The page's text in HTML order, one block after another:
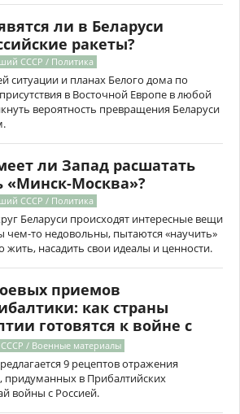
ли в Беларуси
ракеты?
СССР / Политика
ситуации и планах Белого дома по
в Восточной Европе в любой
вероятность превращения Беларуси
ли Запад расшатать
«Минск-Москва»?
СССР / Политика
Беларуси происходят интересные вещи
чем-то недовольны, пытаются «научить»
жить, насадить свои идеалы и ценности.
приемов
как страны
готовятся к войне с
/ Военные материалы
9 рецептов отражения
придуманных в Прибалтийских
войны с Россией.